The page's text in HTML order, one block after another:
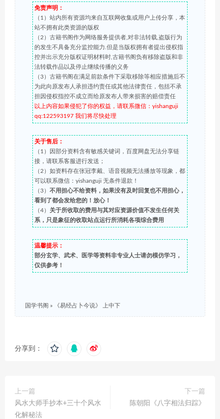
免责声明：
（1）站内所有资源均来自互联网收集或用户上传分享，本
站不拥有此类资源的版权
（2）古籍书阁作为网络服务提供者,对非法转载,盗版行为
的发生不具备充分监控能力.但是当版权拥有者提出侵权指
控并出示充分版权证明材料时,古籍书阁负有移除盗版和非
法转载作品以及停止继续传播的义务
（3）古籍书阁在满足前款条件下采取移除等相应措施后不
为此向原发布人承担违约责任或其他法律责任，包括不承
担因侵权指控不成立而给原发布人带来损害的赔偿责任
以上内容如果侵犯了你的权益，请联系微信：yishanguji
qq:122593197 我们将尽快处理
关于售后：
（1）因部分资料含有敏感关键词，百度网盘无法分享链
接，请联系客服进行发送；
（2）如资料存在张冠李戴、语音视频无法播放等现象，都
可以联系微信：yishanguji 无条件退款！
（3） 不用担心不给资料，如果没有及时回复也不用担心，
看到了都会发给您的！放心！
（4） 关于所收取的费用与其对应资源价值不发生任何关
系，只是象征的收取站点运行所消耗各项综合费用
温馨提示：
部分玄学、武术、医学等资料非专业人士请勿模仿学习，
仅供参考！
国学书阁 » 《易经占卜今说》 上中下
分享到：
上一篇
风水大师手抄本+三十个风水
化解秘法
下一篇
陈朝阳《八字相法归踪》